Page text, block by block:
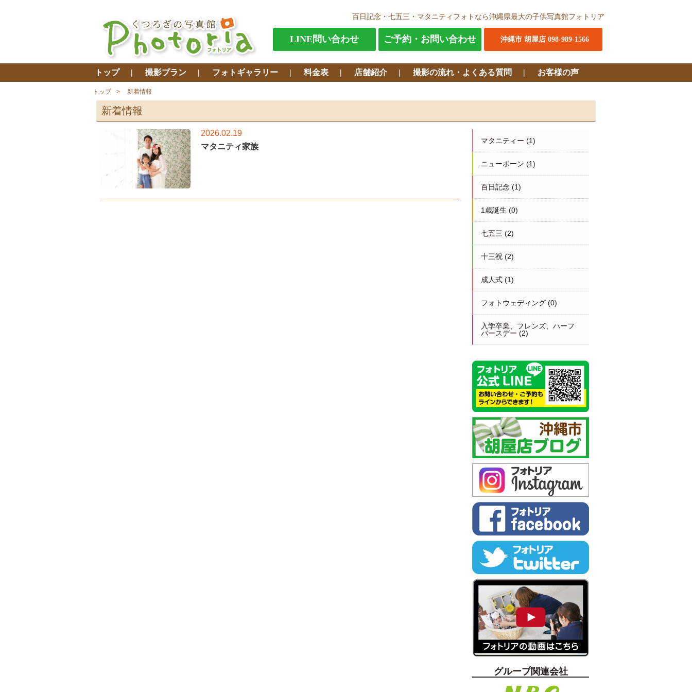
百日記念・七五三・マタニティフォトなら沖縄県最大の子供写真館フォトリア
LINE問い合わせ ご予約・お問い合わせ 沖縄市 胡屋店 098-989-1566
トップ 撮影プラン フォトギャラリー 料金表 店舗紹介 撮影の流れ・よくある質問 お客様の声
トップ 新着情報
新着情報
2026.02.19
マタニティ家族
マタニティー (1)
ニューボーン (1)
百日記念 (1)
1歳誕生 (0)
七五三 (2)
十三祝 (2)
成人式 (1)
フォトウェディング (0)
入学卒業、フレンズ、ハーフ
バースデー (2)
グループ関連会社